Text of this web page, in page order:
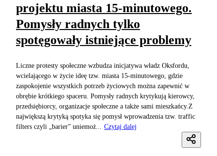
projektu miasta 15-minutowego.
Pomysły radnych tylko
spotęgowały istniejące problemy
Liczne protesty społeczne wzbudza inicjatywa władz Oksfordu,
wcielającego w życie ideę tzw. miasta 15-minutowego, gdzie
zaspokojenie wszystkich potrzeb życiowych można zapewnić w
obrębie krótkiego spaceru. Pomysły radnych krytykują kierowcy,
przedsiębiorcy, organizacje społeczne a także sami mieszkańcy.Z
największą krytyką spotyka się pomysł wprowadzenia tzw. traffic
filters czyli „barier” uniemoż...
Czytaj dalej